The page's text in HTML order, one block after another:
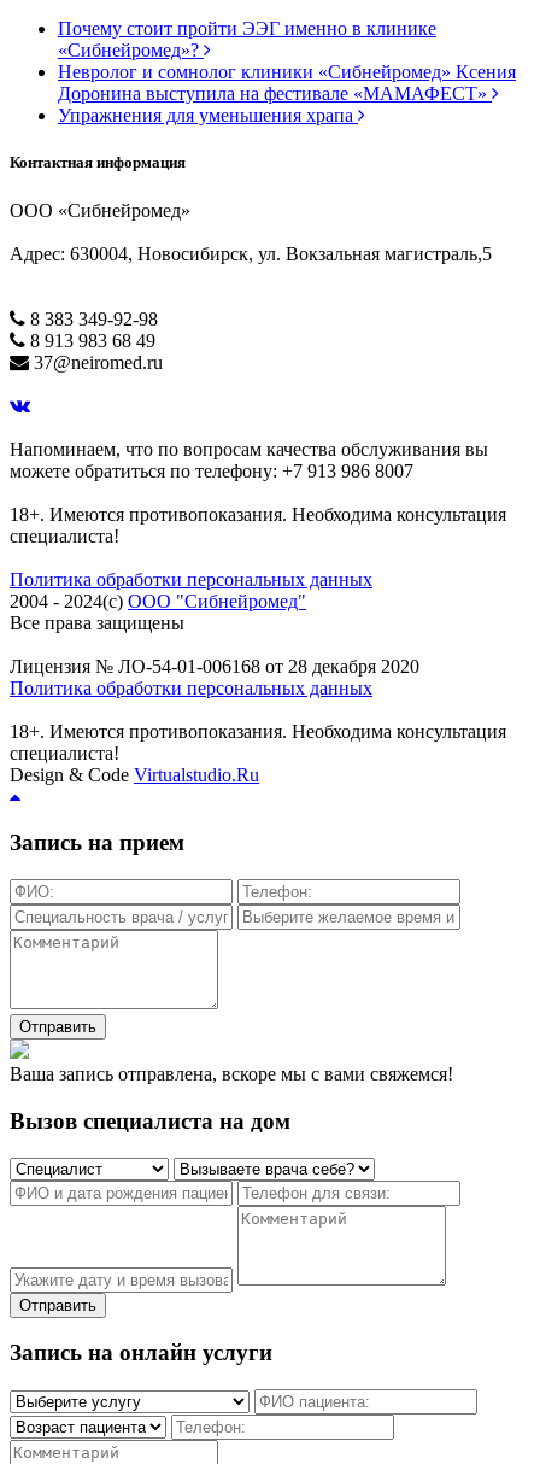
Почему стоит пройти ЭЭГ именно в клинике
«Сибнейромед»?
Невролог и сомнолог клиники «Сибнейромед» Ксения
Доронина выступила на фестивале «МАМАФЕСТ»
Упражнения для уменьшения храпа
Контактная информация
ООО «Сибнейромед»
Адрес: 630004, Новосибирск, ул. Вокзальная магистраль,5
8 383 349-92-98
8 913 983 68 49
37@neiromed.ru
Напоминаем, что по вопросам качества обслуживания вы
можете обратиться по телефону: +7 913 986 8007
18+. Имеются противопоказания. Необходима консультация
специалиста!
Политика обработки персональных данных
2004 - 2024(c) ООО "Сибнейромед"
Все права защищены
Лицензия № ЛО-54-01-006168 от 28 декабря 2020
Политика обработки персональных данных
18+. Имеются противопоказания. Необходима консультация
специалиста!
Design & Code Virtualstudio.Ru
Запись на прием
Отправить
Ваша запись отправлена, вскоре мы с вами свяжемся!
Вызов специалиста на дом
Отправить
Запись на онлайн услуги